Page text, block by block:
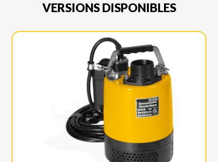
VERSIONS DISPONIBLES